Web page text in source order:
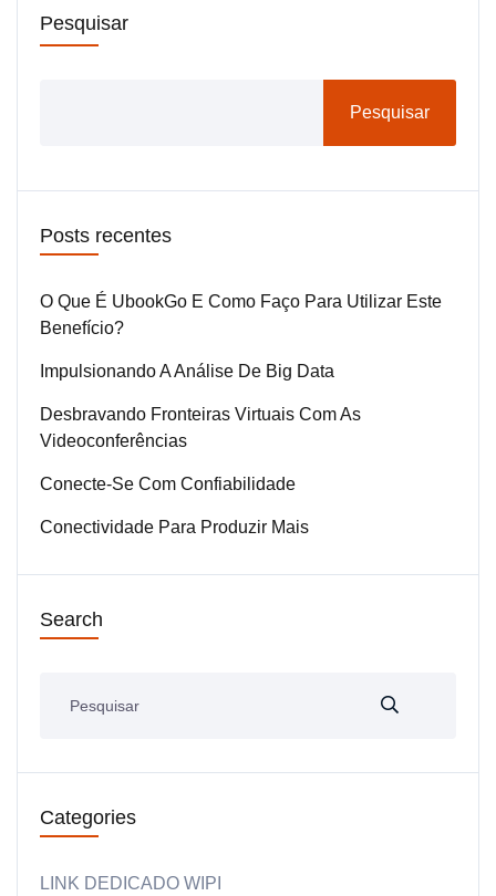
Pesquisar
Pesquisar
Posts recentes
O Que É UbookGo E Como Faço Para Utilizar Este
Benefício?
Impulsionando A Análise De Big Data
Desbravando Fronteiras Virtuais Com As
Videoconferências
Conecte-Se Com Confiabilidade
Conectividade Para Produzir Mais
Search
Categories
LINK DEDICADO WIPI